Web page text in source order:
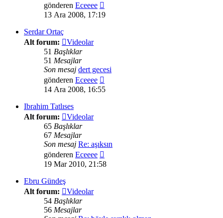
gönderen Eceeee
mesajı
13 Ara 2008, 17:19
Serdar Ortaç
Alt forum:
Videolar
51 Başlıklar
51 Mesajlar
Son mesaj dert gecesi
gönderen Eceeee
mesajı
14 Ara 2008, 16:55
Ibrahim Tatlıses
Alt forum:
Videolar
65 Başlıklar
67 Mesajlar
Son mesaj Re: aşıksın
gönderen Eceeee
mesajı
19 Mar 2010, 21:58
Ebru Gündeş
Alt forum:
Videolar
54 Başlıklar
56 Mesajlar